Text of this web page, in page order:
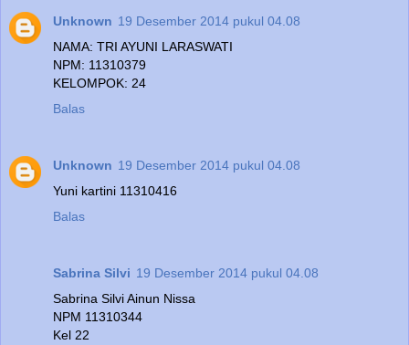
Unknown 19 Desember 2014 pukul 04.08
NAMA: TRI AYUNI LARASWATI
NPM: 11310379
KELOMPOK: 24
Balas
Unknown 19 Desember 2014 pukul 04.08
Yuni kartini 11310416
Balas
Sabrina Silvi 19 Desember 2014 pukul 04.08
Sabrina Silvi Ainun Nissa
NPM 11310344
Kel 22